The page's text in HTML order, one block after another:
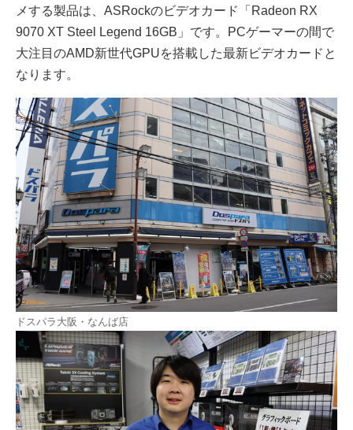
メする製品は、ASRockのビデオカード「Radeon RX
9070 XT Steel Legend 16GB」です。PCゲーマーの間で
大注目のAMD新世代GPUを搭載した最新ビデオカードと
なります。
ドスパラ大阪・なんば店